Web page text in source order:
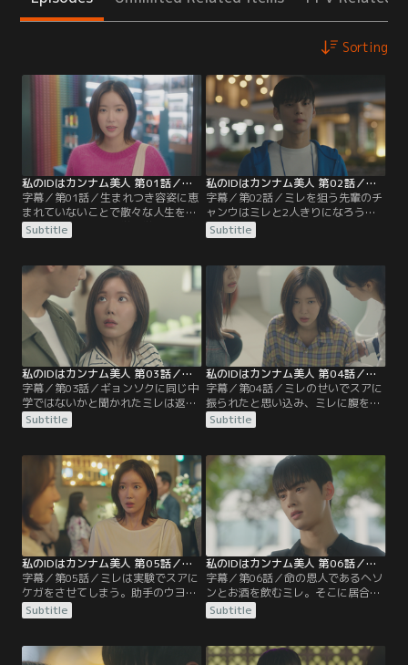
Sorting
私のIDはカンナム美人 第01話／字幕
字幕／第01話／生まれつき容姿に恵
まれていないことで散々な人生を送
ってきたミレは、大学入学を機に整
形をして美人になる。キレイだと褒
先輩や友人に囲まれて笑う幸せを感
じていた。そんな中、同じ新入生の
中に中学の同級生だったギョンソク
を発見し…。
Subtitle
私のIDはカンナム美人 第02話／字幕
字幕／第02話／ミレを狙う先輩のチ
ャンウはミレと2人きりになろうと
するが、そこへギョンソクが現われ
ミレを助ける。一方、父テシクに整
学式にやってきたテシクに自分が娘
のミレだと告げるが、テシクはその
事実を受け入れられず背を向けて去
ってしまう。
Subtitle
私のIDはカンナム美人 第03話／字幕
字幕／第03話／ギョンソクに同じ中
学ではないかと聞かれたミレは返答
に困るも、整形前の顔のことは秘密
にしてくれと頼む。そんな中、チャ
食わないスアは、チャンウに気のあ
る素振りを見せる。そして、自分を
好きになったところでミレを理由に
チャンウを振り…。
Subtitle
私のIDはカンナム美人 第04話／字幕
字幕／第04話／ミレのせいでスアに
振られたと思い込み、ミレに腹を立
てたチャンウは1年生を呼び出す。
チャンウの横暴な振る舞いに我慢で
力を振るわれそうになる。しかし、
そこへギョンソクが助けに入る。ス
アはそんな2人の関係を怪しみ、ミ
レを問い詰めるが…。
Subtitle
私のIDはカンナム美人 第05話／字幕
字幕／第05話／ミレは実験でスアに
ケガをさせてしまう。助手のウヨン
にも注意され落ち込むミレだが、ウ
ンからウヨンがチャンウの件で後輩
たくあしらったことを申し訳なく思
Subtitle
私のIDはカンナム美人 第06話／字幕
字幕／第06話／命の恩人であるヘソ
ンとお酒を飲むミレ。そこに居合わ
せたギョンソクは、ヘソンの顔を見
るなりその場を去ってしまう。そし
にいたミレに八つ当たりしたことを
Subtitle